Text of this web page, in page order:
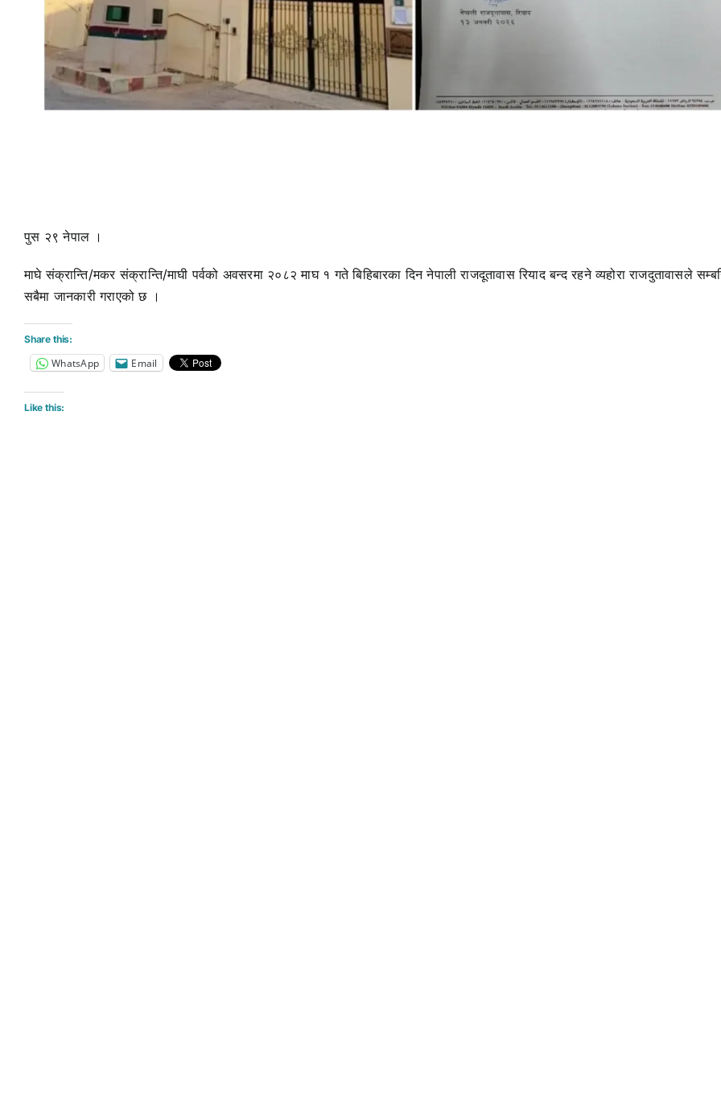
पुस २९ नेपाल ।
माघे संक्रान्ति/मकर संक्रान्ति/माघी पर्वको अवसरमा २०८२ माघ १ गते बिहिबारका दिन नेपाली राजदूतावास रियाद बन्द रहने व्यहोरा राजदुतावासले
सबैमा जानकारी गराएको छ ।
Share this:
WhatsApp Email
Like this: